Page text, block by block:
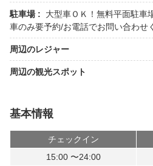
駐車場 :
大型車ＯＫ！無料平面駐車
車のみ要予約/お電話でお問い合わせ
周辺のレジャー
周辺の観光スポット
基本情報
チェックイン
15:00 〜24:00